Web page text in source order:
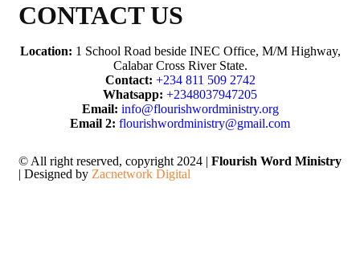
CONTACT US
Location: 1 School Road beside INEC Office, M/M Highway,
Calabar Cross River State.
Contact: +234 811 509 2742
Whatsapp: +2348037947205
Email: info@flourishwordministry.org
Email 2: flourishwordministry@gmail.com
© All right reserved, copyright 2024 | Flourish Word Ministry
| Designed by Zacnetwork Digital